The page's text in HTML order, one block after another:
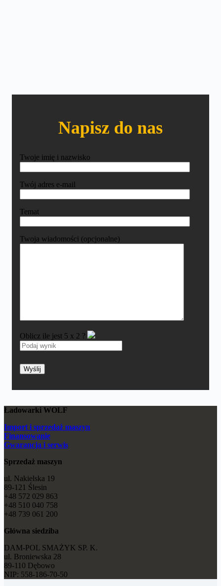
Napisz do nas
Twoje imię i nazwisko
Twój adres e-mail
Temat
Twoja wiadomości (opcjonalne)
Oblicz ile jest 5 x 2 ?
Ładowarki WOLF
Import i sprzedaż maszyn
Finansowanie
Gwarancja i serwis
Sprzedaż maszyn
ul. Nakielska 19
89-121 Ślesin
+48 572 029 863
+48 510 040 758
+48 739 061 200
Główna siedziba
DAM-POL SMAŻYK SP. K.
ul. Broniewska 28
89-110 Dębowo
NIP: 558-186-70-50